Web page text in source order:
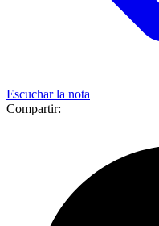
Escuchar la nota
Compartir: